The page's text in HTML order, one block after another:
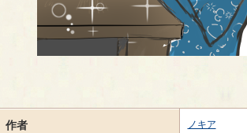
作者 ノキア